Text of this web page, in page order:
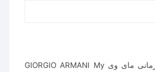
عطر جورجیو آرمانی مای وی GIORGIO ARMANI My